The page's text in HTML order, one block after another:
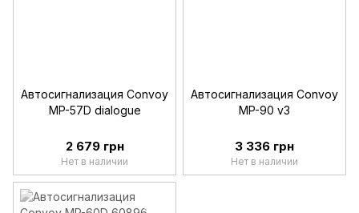
Автосигнализация Convoy
MP-57D dialogue
2 679 грн
Нет в наличии
Автосигнализация Convoy
MP-90 v3
3 336 грн
Нет в наличии